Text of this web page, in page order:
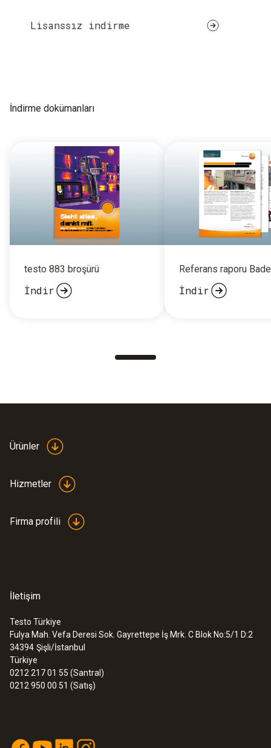
Lisanssız indirme
İndirme dokümanları
testo 883 broşürü
İndir
Referans raporu
İndir
Ürünler
Hizmetler
Firma profili
İletişim
Testo Türkiye
Fulya Mah. Vefa Deresi Sok. Gayrettepe İş Mrk. C Blok No:5/1 D:2
34394 Şişli/İstanbul
Türkiye
0212 217 01 55 (Santral)
0212 950 00 51 (Satış)